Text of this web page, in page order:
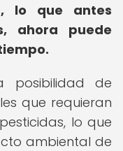
lo que antes
ahora puede
posibilidad de
que requieran
lo que
ambiental de